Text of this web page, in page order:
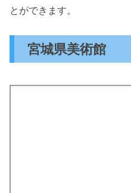
とができます。
宮城県美術館